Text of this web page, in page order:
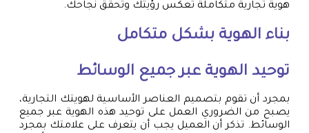
هوية تجارية متكاملة تعكس رؤيتك وتحقق نجاحك.
بناء الهوية بشكل متكامل
توحيد الهوية عبر جميع الوسائط
بمجرد أن تقوم بتصميم العناصر الأساسية لهويتك التجارية،
يصبح من الضروري العمل على توحيد هذه الهوية عبر جميع
الوسائط. تذكر أن العميل يجب أن يتعرف على علامتك بمجرد